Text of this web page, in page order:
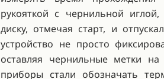
рукояткой с чернильной
диску, отмечая старт, и
устройство не просто
оставляя чернильные метки
приборы стали обозначать